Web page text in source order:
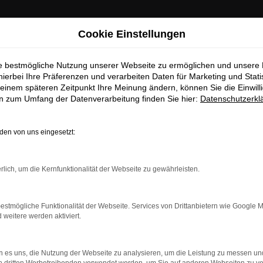
Top
und sorglos unterwegs in Potsdam
aus. Allgemein bekannt ist die Langlebigkeit dieses
für Potsdam suchen, liegen Sie goldrichtig und
für deren einwandfreie Qualität eine Garantie. Des
in Ordnung. Dass dies ganz sicher der Fall ist, sichern wir
Cookie Einstellungen
bestmögliche Nutzung unserer Webseite zu ermöglichen und unsere
Ihre Präferenzen und verarbeiten Daten für Marketing und
späteren Zeitpunkt Ihre Meinung ändern, können Sie die
zum Umfang der Datenverarbeitung finden Sie hier:
von uns eingesetzt:
um die Kernfunktionalität der Webseite zu gewährleisten.
Funktionalität der Webseite. Services von Drittanbietern wie Google
weitere werden aktiviert.
es uns, die Nutzung der Webseite zu analysieren, um die Leistung zu messen